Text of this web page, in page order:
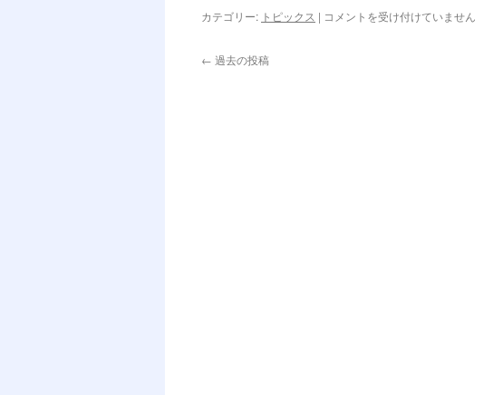
カテゴリー: トピックス | 桶
コメントを受け付けていません
← 過去の投稿